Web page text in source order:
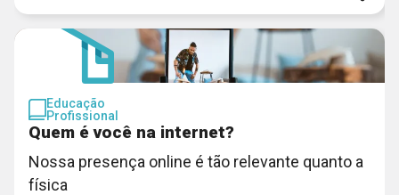
Educação
Profissional
Quem é você na internet?
Nossa presença online é tão relevante quanto a
física